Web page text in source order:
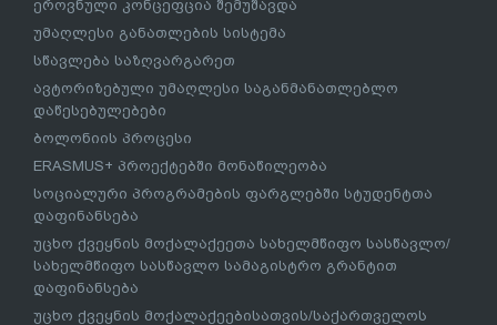
ეროვნული კონცეფცია შემუშავდა
უმაღლესი განათლების სისტემა
სწავლება საზღვარგარეთ
ავტორიზებული უმაღლესი საგანმანათლებლო
დაწესებულებები
ბოლონიის პროცესი
ERASMUS+ პროექტებში მონაწილეობა
სოციალური პროგრამების ფარგლებში სტუდენტთა
დაფინანსება
უცხო ქვეყნის მოქალაქეეთა სახელმწიფო სასწავლო/
სახელმწიფო სასწავლო სამაგისტრო გრანტით
დაფინანსება
უცხო ქვეყნის მოქალაქეებისათვის/საქართველოს